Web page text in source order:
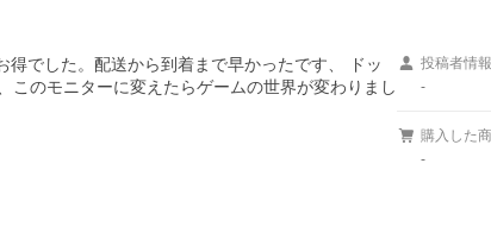
でした。配送から到着まで早かったです、 ドッ
このモニターに変えたらゲームの世界が変わりまし
投稿者情報
-
購入した
-